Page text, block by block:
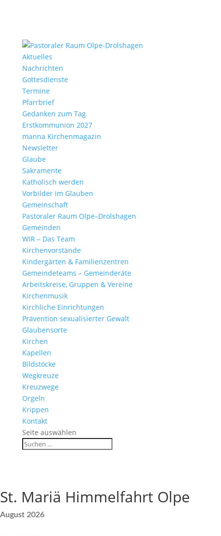
Aktu­elles
Nach­richten
Gottes­dienste
Termine
Pfarr­brief
Gedanken zum Tag
Erst­kom­mu­nion 2027
manna Kirchen­ma­gazin
News­letter
Glaube
Sakra­mente
Katho­lisch werden
Vorbilder im Glauben
Gemein­schaft
Pasto­raler Raum Olpe–Drolshagen
Gemeinden
WIR – Das Team
Kirchen­vor­stände
Kinder­gärten & Familienzentren
Gemein­de­teams – Gemeinderäte
Arbeits­kreise, Gruppen & Vereine
Kirchen­musik
Kirch­liche Einrichtungen
Präven­tion sexua­li­sierter Gewalt
Glau­ben­s­orte
Kirchen
Kapellen
Bild­stöcke
Wegkreuze
Kreuz­wege
Orgeln
Krippen
Kontakt
Seite auswählen
St. Mariä Himmelfahrt Olpe
August 2026